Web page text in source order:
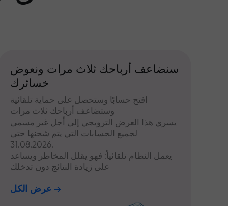
سنضاعف أرباحك ثلاث مرات ونعوض
خسائرك
افتح حسابًا وستحصل على حماية تلقائية
وستضاعف أرباحك ثلاث مرات
يسري هذا العرض الترويجي إلى أجل غير مسمى
لجميع الحسابات التي يتم شحنها حتى
31.08.2026.
يعمل النظام تلقائياً: فهو يقلل المخاطر ويساعد
على زيادة النتائج دون تدخلك
عرض الكل